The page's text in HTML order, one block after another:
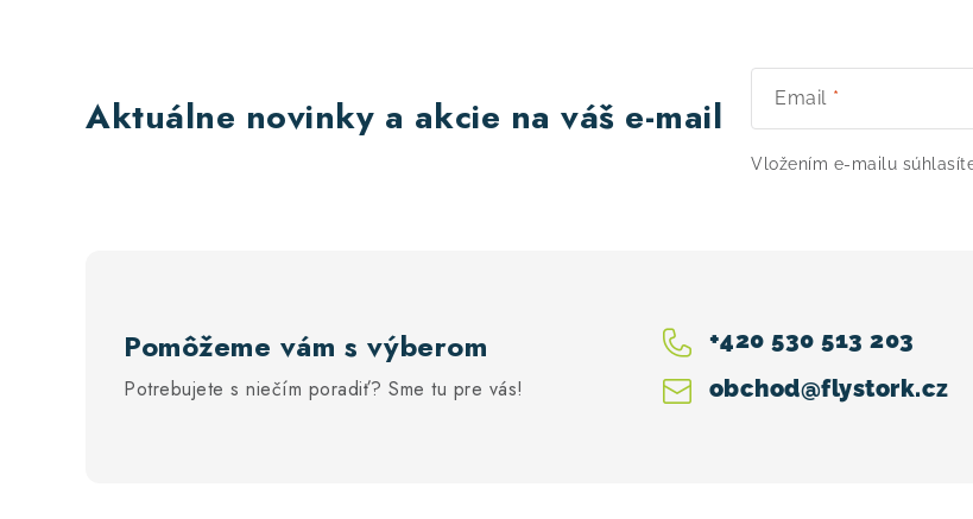
Aktuálne novinky a akcie na váš e-mail Email
Vložením e-mailu
Pomôžeme vám s výberom
Potrebujete s niečím poradiť? Sme tu pre vás! obchod@flystork.cz
+420 530 513 203